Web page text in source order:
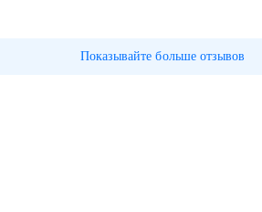
Показывайте больше отзывов